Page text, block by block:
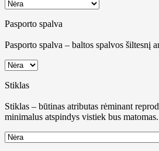
Pasporto spalva
Pasporto spalva – baltos spalvos šiltesnį
Stiklas
Stiklas – būtinas atributas rėminant
minimalus atspindys vistiek bus matomas.